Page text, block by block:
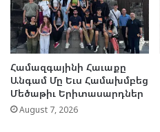
Համազգայինի Հաւաքը
Անգամ Մը Եւս Համախմբեց
Մեծաթիւ Երիտասարդներ
August 7, 2026